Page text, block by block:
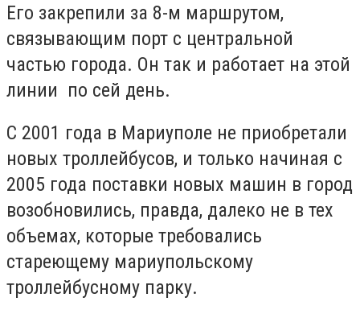
Его закрепили за 8-м маршрутом,
связывающим порт с центральной
частью города. Он так и работает на этой
линии по сей день.
С 2001 года в Мариуполе не приобретали
новых троллейбусов, и только начиная с
2005 года поставки новых машин в город
возобновились, правда, далеко не в тех
объемах, которые требовались
стареющему мариупольскому
троллейбусному парку.